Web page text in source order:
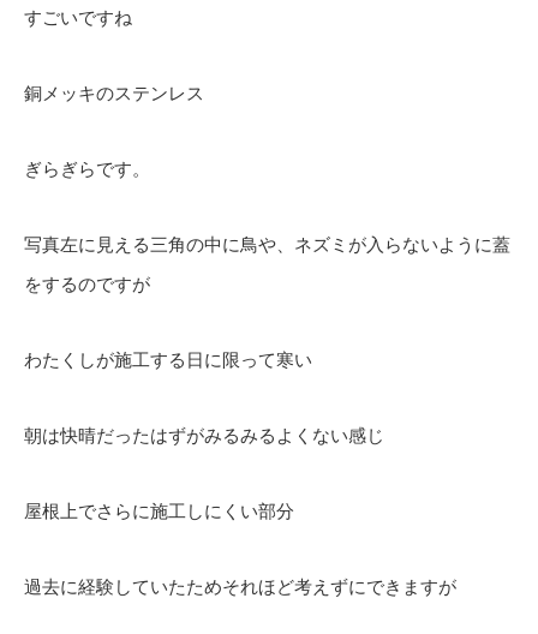
すごいですね
銅メッキのステンレス
ぎらぎらです。
写真左に見える三角の中に鳥や、ネズミが入らないように蓋
をするのですが
わたくしが施工する日に限って寒い
朝は快晴だったはずがみるみるよくない感じ
屋根上でさらに施工しにくい部分
過去に経験していたためそれほど考えずにできますが